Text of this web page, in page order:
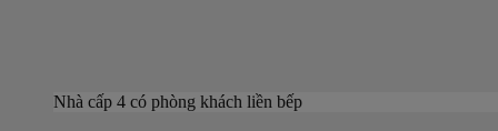
Nhà cấp 4 có phòng khách liền bếp